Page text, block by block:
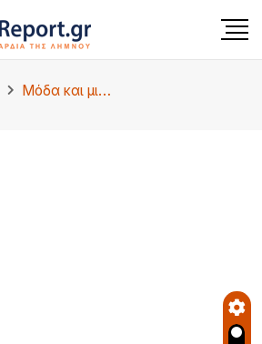
Μόδα και μινιμαλισμός – πώς να δημιουργήσετε μια κομψή απλότητα;